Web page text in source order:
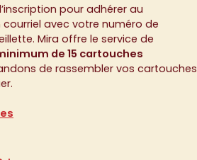
pour adhérer au
avec votre numéro de
Mira offre le service de
de 15 cartouches
de rassembler vos cartouches